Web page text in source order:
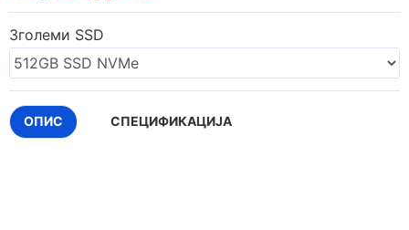
Зголеми SSD
ОПИС СПЕЦИФИКАЦИЈА